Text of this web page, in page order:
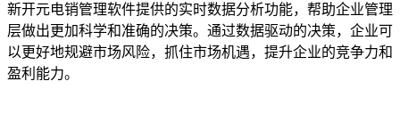
新开元电销管理软件提供的实时数据分析功能，帮助企业管理
层做出更加科学和准确的决策。通过数据驱动的决策，企业可
以更好地规避市场风险，抓住市场机遇，提升企业的竞争力和
盈利能力。